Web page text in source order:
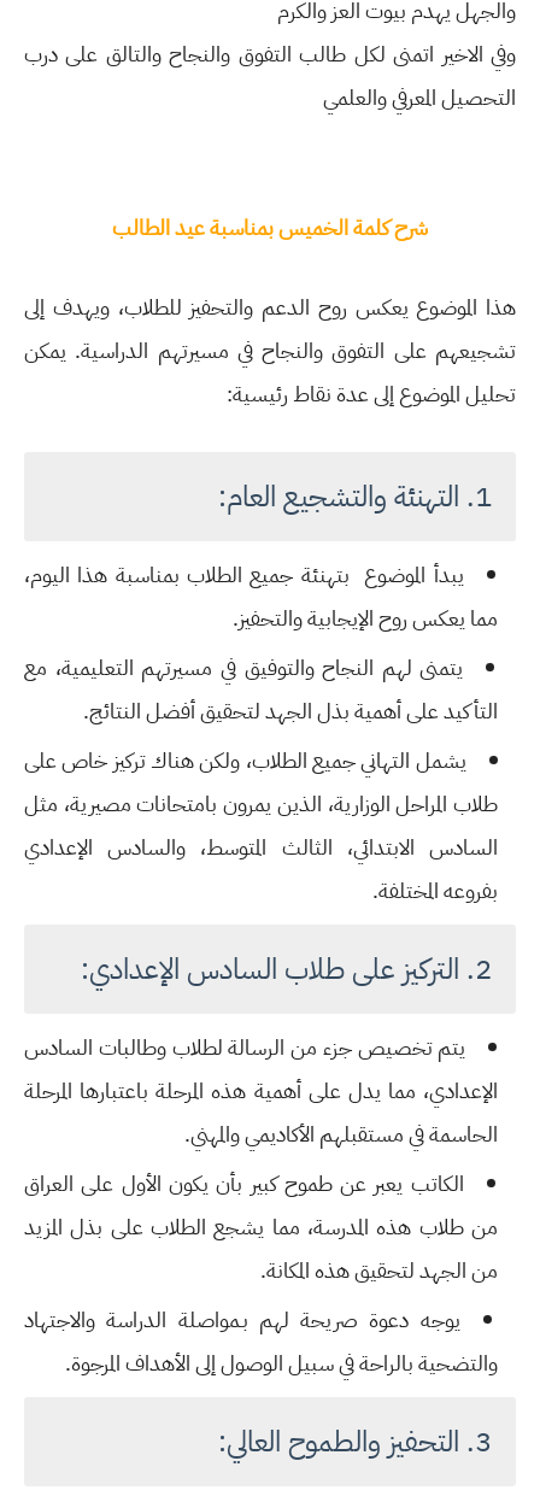
والجهل يهدم بيوت العز والكرم
وفي الاخير اتمنى لكل طالب التفوق والنجاح والتالق على درب
التحصيل المعرفي والعلمي
شرح كلمة الخميس بمناسبة عيد الطالب
هذا الموضوع يعكس روح الدعم والتحفيز للطلاب، ويهدف إلى
تشجيعهم على التفوق والنجاحفي مسيرتهم الدراسية. يمكن
تحليل الموضوع إلى عدة نقاط رئيسية:
1. التهنئة والتشجيع العام:
يبدأ الموضوع بتهنئة جميع الطلاب بمناسبة هذا اليوم،
مما يعكسروح الإيجابية والتحفيز.
يتمنى لهم النجاح والتوفيق في مسيرتهم التعليمية، مع
التأكيد على أهميةبذل الجهد لتحقيق أفضل النتائج.
يشمل التهانيجميع الطلاب، ولكن هناكتركيز خاصعلى
طلاب المراحل الوزارية، الذين يمرون بامتحانات مصيرية، مثل
السادس الابتدائي، الثالث المتوسط، والسادس الإعدادي
بفروعه المختلفة.
2. التركيز على طلاب السادس الإعدادي:
يتم تخصيص جزء من الرسالة لطلاب وطالبات السادس
الإعدادي، مما يدل على أهمية هذه المرحلة باعتبارها المرحلة
الحاسمةفي مستقبلهم الأكاديمي والمهني.
الكاتب يعبر عنطموح كبير بأن يكون الأول على العراق
من طلاب هذه المدرسة، مما يشجع الطلاب على بذل المزيد
من الجهد لتحقيق هذه المكانة.
يوجه دعوة صريحة لهم بـمواصلة الدراسة والاجتهاد
والتضحية بالراحةفي سبيل الوصول إلى الأهداف المرجوة.
3. التحفيز والطموح العالي: